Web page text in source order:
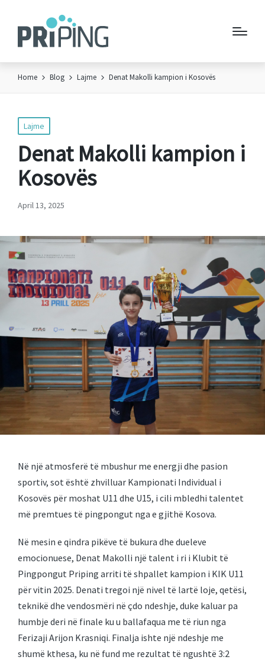
Home Blog Lajme Denat Makolli kampion i Kosovës
Posted
in
Lajme
Denat Makolli kampion i
Kosovës
April 13, 2025
Në një atmosferë të mbushur me energji dhe pasion
sportiv, sot është zhvilluar Kampionati Individual i
Kosovës për moshat U11 dhe U15, i cili mbledhi talentet
më premtues të pingpongut nga e gjithë Kosova.
Në mesin e qindra pikëve të bukura dhe dueleve
emocionuese, Denat Makolli një talent i ri i Klubit të
Pingpongut Priping arriti të shpallet kampion i KIK U11
për vitin 2025. Denati tregoi një nivel të lartë loje, qetësi,
teknikë dhe vendosmëri në çdo ndeshje, duke kaluar pa
humbje deri në finale ku u ballafaqua me të riun nga
Ferizaji Arijon Krasniqi. Finalja ishte një ndeshje me
shumë kthesa, ku në fund me rezultat të ngushtë 3:2